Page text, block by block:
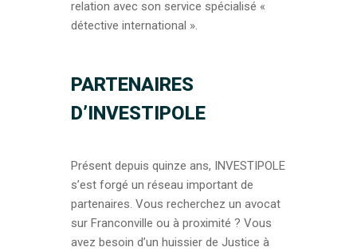
relation avec son service spécialisé «
détective international ».
PARTENAIRES
D’INVESTIPOLE
Présent depuis quinze ans, INVESTIPOLE
s’est forgé un réseau important de
partenaires. Vous recherchez un avocat
sur Franconville ou à proximité ? Vous
avez besoin d’un huissier de Justice à